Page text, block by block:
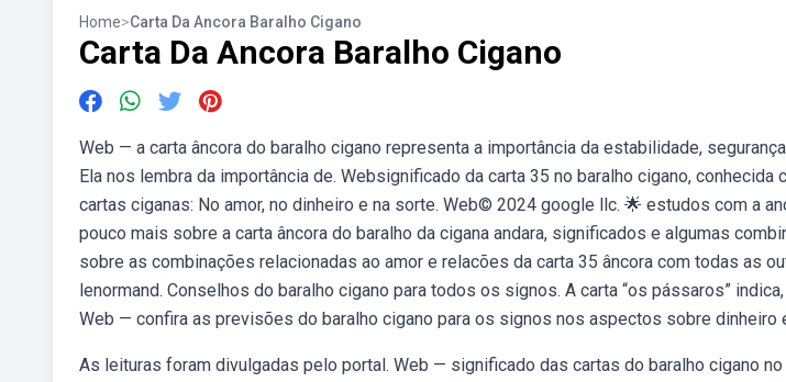
Home>Carta Da Ancora Baralho Cigano
Carta Da Ancora Baralho Cigano
Web — a carta âncora do baralho cigano representa a importância da estabilidade,
Ela nos lembra da importância de. Websignificado da carta 35 no baralho cigano, conhecida
cartas ciganas: No amor, no dinheiro e na sorte. Web© 2024 google llc. 🌟 estudos com a
pouco mais sobre a carta âncora do baralho da cigana andara, significados e algumas
sobre as combinações relacionadas ao amor e relacões da carta 35 âncora com todas as
lenormand. Conselhos do baralho cigano para todos os signos. A carta “os pássaros”
Web — confira as previsões do baralho cigano para os signos nos aspectos sobre dinheiro
As leituras foram divulgadas pelo portal. Web — significado das cartas do baralho cigano no